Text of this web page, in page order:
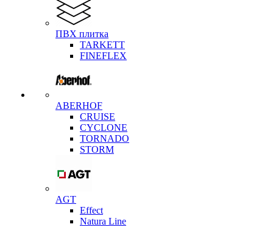
ПВХ плитка
TARKETT
FINEFLEX
ABERHOF
CRUISE
CYCLONE
TORNADO
STORM
AGT
Effect
Natura Line